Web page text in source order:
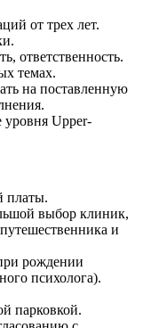
от трех лет.
ответственность.
темах.
на поставленную
уровня Upper-
платы.
выбор клиник,
и
рождении
психолога).
парковкой.